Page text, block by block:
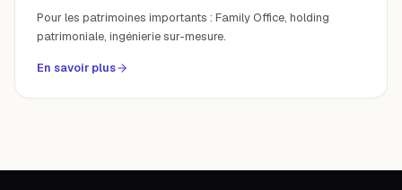
Pour les patrimoines importants : Family Office, holding
patrimoniale, ingénierie sur-mesure.
En savoir plus